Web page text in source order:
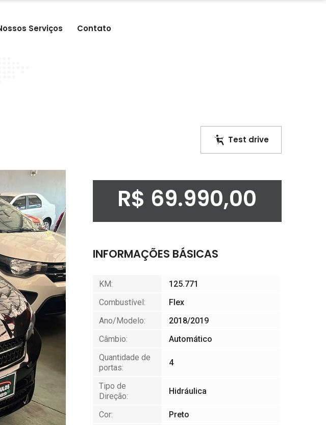
Serviços Contato
Test drive
R$ 69.990,00
INFORMAÇÕES BÁSICAS
KM:
125.771
Combustível:
Flex
Ano/Modelo:
2018/2019
Câmbio:
Automático
Quantidade de
portas:
4
Tipo de
Direção:
Hidráulica
Cor:
Preto